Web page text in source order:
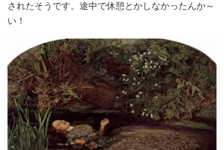
されたそうです。途中で休憩とかしなかったんか～
い！